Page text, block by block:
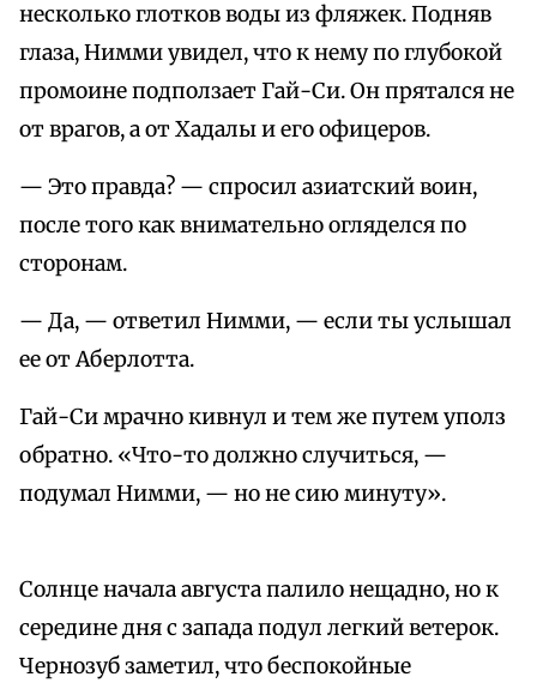
несколько глотков воды из фляжек. Подняв
глаза, Нимми увидел, что к нему по глубокой
промоине подползает Гай-Си. Он прятался не
от врагов, а от Хадалы и его офицеров.
— Это правда? — спросил азиатский воин,
после того как внимательно огляделся по
сторонам.
— Да, — ответил Нимми, — если ты услышал
ее от Аберлотта.
Гай-Си мрачно кивнул и тем же путем уполз
обратно. «Что-то должно случиться, —
подумал Нимми, — но не сию минуту».
Солнце начала августа палило нещадно, но к
середине дня с запада подул легкий ветерок.
Чернозуб заметил, что беспокойные